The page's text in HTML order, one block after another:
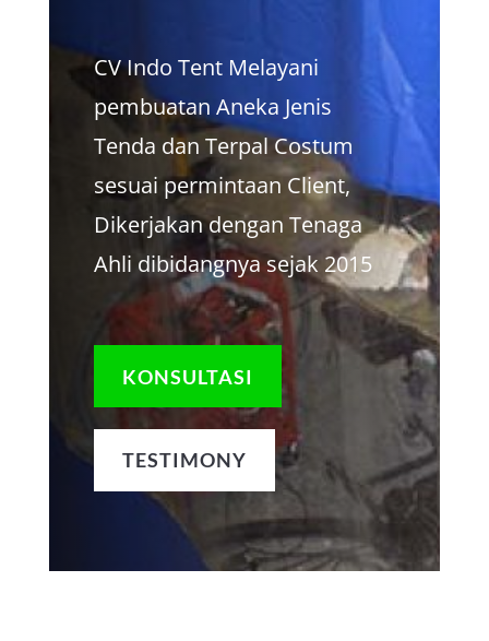
CV Indo Tent Melayani
pembuatan Aneka Jenis
Tenda dan Terpal Costum
sesuai permintaan Client,
Dikerjakan dengan Tenaga
Ahli dibidangnya sejak 2015
KONSULTASI
TESTIMONY